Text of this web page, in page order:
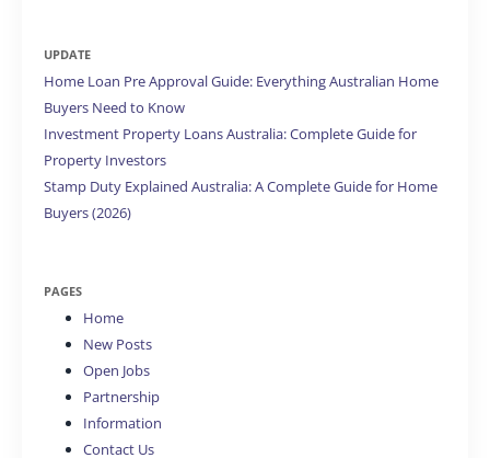
UPDATE
Home Loan Pre Approval Guide: Everything Australian Home
Buyers Need to Know
Investment Property Loans Australia: Complete Guide for
Property Investors
Stamp Duty Explained Australia: A Complete Guide for Home
Buyers (2026)
PAGES
Home
New Posts
Open Jobs
Partnership
Information
Contact Us